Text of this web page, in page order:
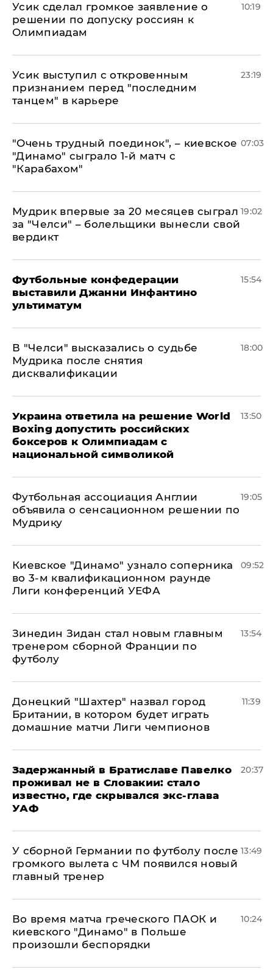
Усик сделал громкое заявление о
решении по допуску россиян к
Олимпиадам
10:19
Усик выступил с откровенным
признанием перед "последним
танцем" в карьере
23:19
"Очень трудный поединок", – киевское
"Динамо" сыграло 1-й матч с
"Карабахом"
07:03
Мудрик впервые за 20 месяцев сыграл
за "Челси" – болельщики вынесли свой
вердикт
19:02
Футбольные конфедерации
выставили Джанни Инфантино
ультиматум
15:54
В "Челси" высказались о судьбе
Мудрика после снятия
дисквалификации
18:00
Украина ответила на решение World
Boxing допустить российских
боксеров к Олимпиадам с
национальной символикой
13:50
Футбольная ассоциация Англии
объявила о сенсационном решении по
Мудрику
19:05
Киевское "Динамо" узнало соперника
во 3-м квалификационном раунде
Лиги конференций УЕФА
09:52
Зинедин Зидан стал новым главным
тренером сборной Франции по
футболу
13:54
Донецкий "Шахтер" назвал город
Британии, в котором будет играть
домашние матчи Лиги чемпионов
11:39
Задержанный в Братиславе Павелко
проживал не в Словакии: стало
известно, где скрывался экс-глава
УАФ
20:37
У сборной Германии по футболу после
громкого вылета с ЧМ появился новый
главный тренер
13:49
Во время матча греческого ПАОК и
киевского "Динамо" в Польше
произошли беспорядки
10:24